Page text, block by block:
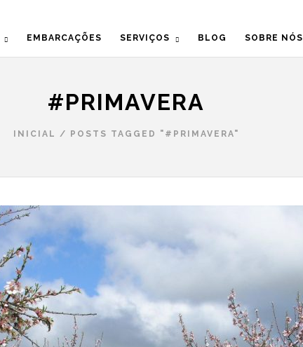
EMBARCAÇÕES SERVIÇOS BLOG SOBRE NÓS
#PRIMAVERA
INICIAL / POSTS TAGGED "#PRIMAVERA"